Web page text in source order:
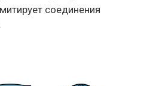
соединения